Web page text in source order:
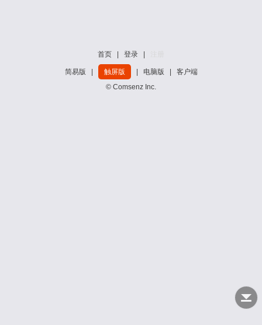
首页 登录
简易版 触屏版 电脑版
客户端
© Comsenz Inc.